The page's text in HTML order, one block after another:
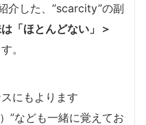
介した、”scarcity”の副
「ほとんどない」＞
。
にもよります
”なども一緒に覚えてお